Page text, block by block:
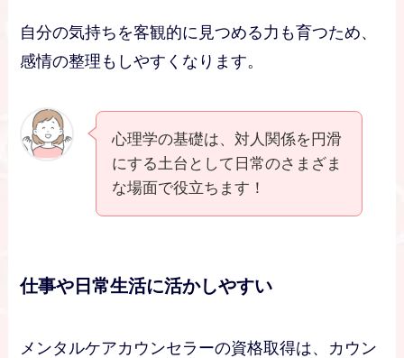
自分の気持ちを客観的に見つめる力も育つため、
感情の整理もしやすくなります。
心理学の基礎は、対人関係を円滑
にする土台として日常のさまざま
な場面で役立ちます！
仕事や日常生活に活かしやすい
メンタルケアカウンセラーの資格取得は、カウン